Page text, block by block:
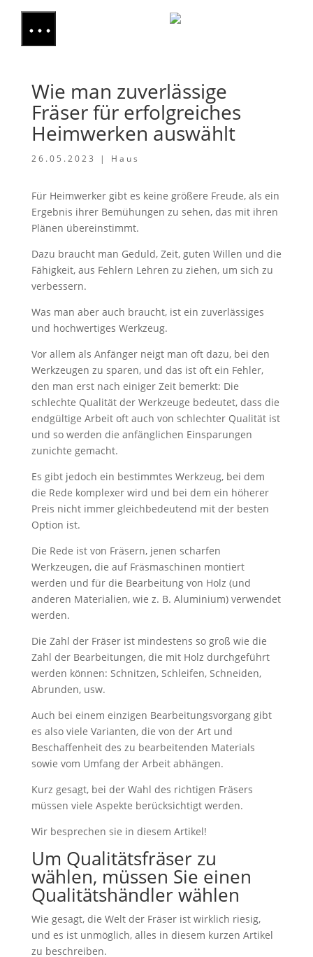
Wie man zuverlässige
Fräser für erfolgreiches
Heimwerken auswählt
26.05.2023 | Haus
Für Heimwerker gibt es keine größere Freude, als ein
Ergebnis ihrer Bemühungen zu sehen, das mit ihren
Plänen übereinstimmt.
Dazu braucht man Geduld, Zeit, guten Willen und die
Fähigkeit, aus Fehlern Lehren zu ziehen, um sich zu
verbessern.
Was man aber auch braucht, ist ein zuverlässiges
und hochwertiges Werkzeug.
Vor allem als Anfänger neigt man oft dazu, bei den
Werkzeugen zu sparen, und das ist oft ein Fehler,
den man erst nach einiger Zeit bemerkt: Die
schlechte Qualität der Werkzeuge bedeutet, dass die
endgültige Arbeit oft auch von schlechter Qualität ist
und so werden die anfänglichen Einsparungen
zunichte gemacht.
Es gibt jedoch ein bestimmtes Werkzeug, bei dem
die Rede komplexer wird und bei dem ein höherer
Preis nicht immer gleichbedeutend mit der besten
Option ist.
Die Rede ist von Fräsern, jenen scharfen
Werkzeugen, die auf Fräsmaschinen montiert
werden und für die Bearbeitung von Holz (und
anderen Materialien, wie z. B. Aluminium) verwendet
werden.
Die Zahl der Fräser ist mindestens so groß wie die
Zahl der Bearbeitungen, die mit Holz durchgeführt
werden können: Schnitzen, Schleifen, Schneiden,
Abrunden, usw.
Auch bei einem einzigen Bearbeitungsvorgang gibt
es also viele Varianten, die von der Art und
Beschaffenheit des zu bearbeitenden Materials
sowie vom Umfang der Arbeit abhängen.
Kurz gesagt, bei der Wahl des richtigen Fräsers
müssen viele Aspekte berücksichtigt werden.
Wir besprechen sie in diesem Artikel!
Um Qualitätsfräser zu
wählen, müssen Sie einen
Qualitätshändler wählen
Wie gesagt, die Welt der Fräser ist wirklich riesig,
und es ist unmöglich, alles in diesem kurzen Artikel
zu beschreiben.